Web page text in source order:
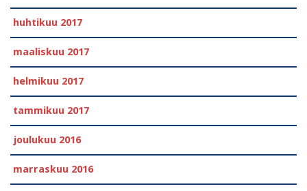
huhtikuu 2017
maaliskuu 2017
helmikuu 2017
tammikuu 2017
joulukuu 2016
marraskuu 2016